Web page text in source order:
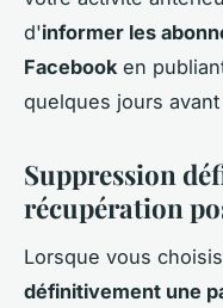
d'informer les
Facebook en
quelques jours
Suppression
récupération
Lorsque vous
définitivement une